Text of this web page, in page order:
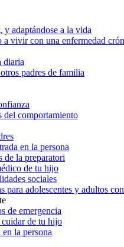
y adaptándose a la vida
vivir con una enfermedad
diaria
padres de familia
del comportamiento
en la persona
de la preparatori
de tu hijo
sociales
para adolescentes y adultos
de emergencia
de tu hijo
la persona